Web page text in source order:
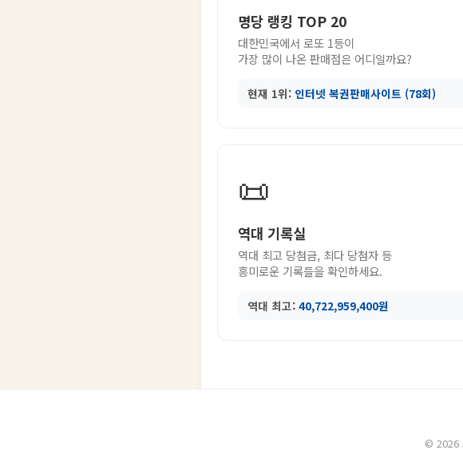
명당 랭킹 TOP 20
대한민국에서 로또 1등이
가장 많이 나온 판매점은 어디일까요?
현재 1위: 인터넷 복권판매사이트 (78회)
📜
역대 기록실
역대 최고 당첨금, 최다 당첨자 등
흥미로운 기록들을 확인하세요.
역대 최고: 40,722,959,400원
© 2026